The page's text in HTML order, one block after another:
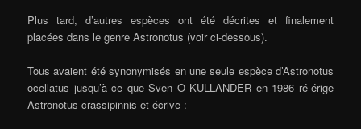
Plus tard, d’autres espèces ont été décrites et finalement
placées dans le genre Astronotus (voir ci-dessous).
Tous avaient été synonymisés en une seule espèce d’Astronotus
ocellatus jusqu’à ce que Sven O KULLANDER en 1986 ré-érige
Astronotus crassipinnis et écrive :